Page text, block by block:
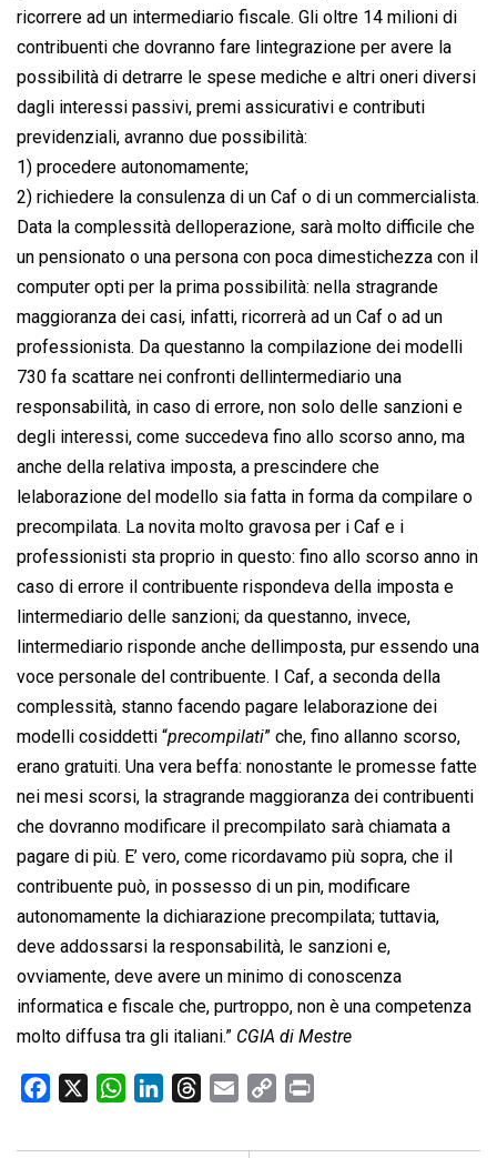
ricorrere ad un intermediario fiscale. Gli oltre 14 milioni di
contribuenti che dovranno fare lintegrazione per avere la
possibilità di detrarre le spese mediche e altri oneri diversi
dagli interessi passivi, premi assicurativi e contributi
previdenziali, avranno due possibilità:
1) procedere autonomamente;
2) richiedere la consulenza di un Caf o di un commercialista.
Data la complessità delloperazione, sarà molto difficile che
un pensionato o una persona con poca dimestichezza con il
computer opti per la prima possibilità: nella stragrande
maggioranza dei casi, infatti, ricorrerà ad un Caf o ad un
professionista. Da questanno la compilazione dei modelli
730 fa scattare nei confronti dellintermediario una
responsabilità, in caso di errore, non solo delle sanzioni e
degli interessi, come succedeva fino allo scorso anno, ma
anche della relativa imposta, a prescindere che
lelaborazione del modello sia fatta in forma da compilare o
precompilata. La novita molto gravosa per i Caf e i
professionisti sta proprio in questo: fino allo scorso anno in
caso di errore il contribuente rispondeva della imposta e
lintermediario delle sanzioni; da questanno, invece,
lintermediario risponde anche dellimposta, pur essendo una
voce personale del contribuente. I Caf, a seconda della
complessità, stanno facendo pagare lelaborazione dei
modelli cosiddetti “precompilati” che, fino allanno scorso,
erano gratuiti. Una vera beffa: nonostante le promesse fatte
nei mesi scorsi, la stragrande maggioranza dei contribuenti
che dovranno modificare il precompilato sarà chiamata a
pagare di più. E’ vero, come ricordavamo più sopra, che il
contribuente può, in possesso di un pin, modificare
autonomamente la dichiarazione precompilata; tuttavia,
deve addossarsi la responsabilità, le sanzioni e,
ovviamente, deve avere un minimo di conoscenza
informatica e fiscale che, purtroppo, non è una competenza
molto diffusa tra gli italiani.” CGIA di Mestre
c
W
a
n
r
a
p
i